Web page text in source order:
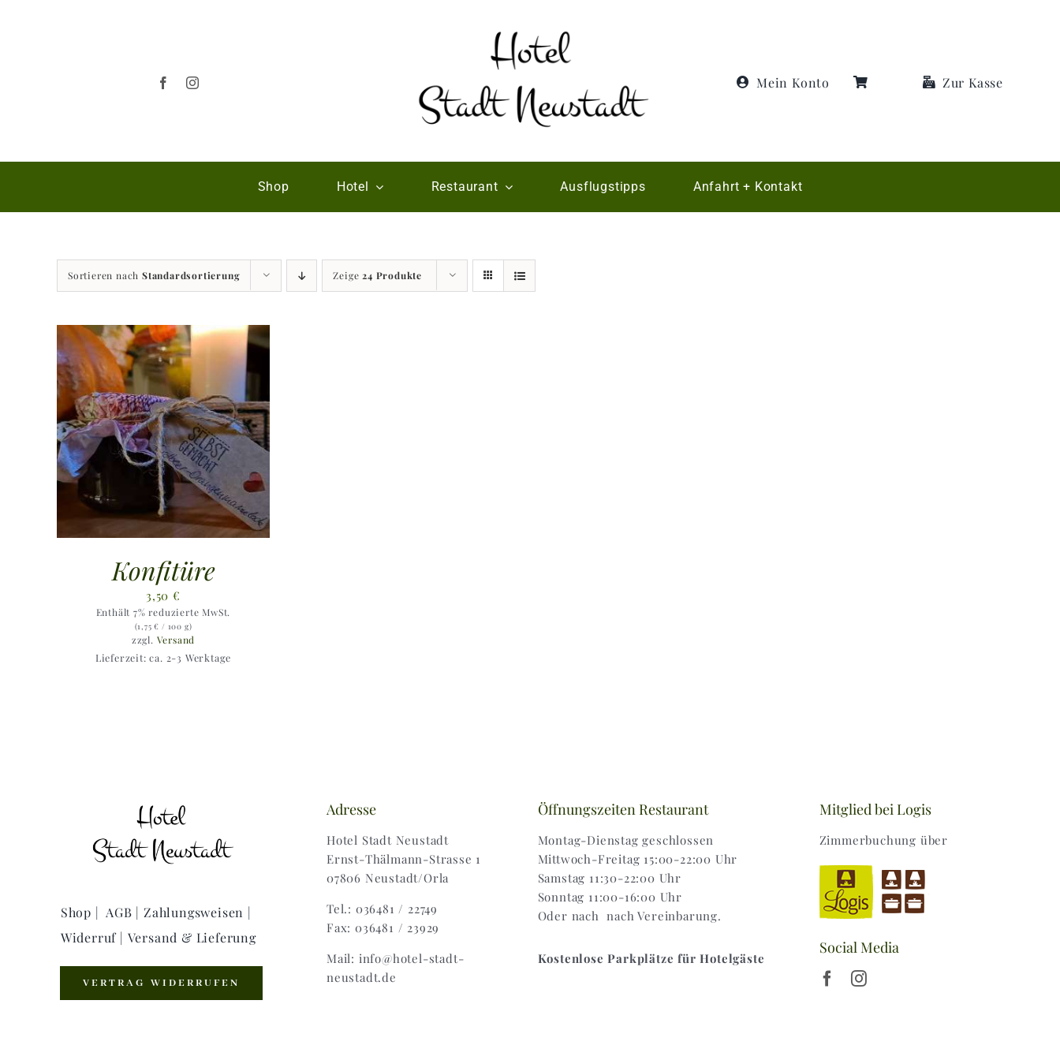
Mein Konto Zur Kasse
Shop Hotel Restaurant Ausflugstipps Anfahrt + Kontakt
Sortieren nach Standardsortierung Zeige 24 Produkte
Konfitüre
3,50€
Enthält 7% reduzierte MwSt.
(1,75€ / 100 g)
zzgl. Versand
Lieferzeit: ca. 2-3 Werktage
Shop | AGB | Zahlungsweisen |
Widerruf | Versand & Lieferung
VERTRAG WIDERRUFEN
Adresse
Hotel Stadt Neustadt
Ernst-Thälmann-Strasse 1
07806 Neustadt/Orla
Tel.: 036481 / 22749
Fax: 036481 / 23929
Mail: info@hotel-stadt-
neustadt.de
Öffnungszeiten Restaurant
Montag-Dienstag geschlossen
Mittwoch-Freitag 15:00-22:00 Uhr
Samstag 11:30-22:00 Uhr
Sonntag 11:00-16:00 Uhr
Oder nach nach Vereinbarung.
Kostenlose Parkplätze für Hotelgäste
Mitglied bei Logis
Zimmerbuchung über
Social Media